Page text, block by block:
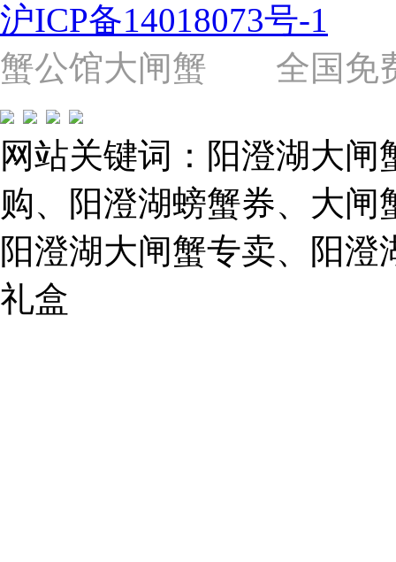
号
（靠
近
苗
圃
路）
Tel:
021-
62243579
E-
mail:
859749344@qq.com
1019225591
沪ICP备14018073号-1
蟹公馆大闸蟹 全国免费
网站关键词：阳澄湖大
购、阳澄湖螃蟹券、大
阳澄湖大闸蟹专卖、阳
礼盒